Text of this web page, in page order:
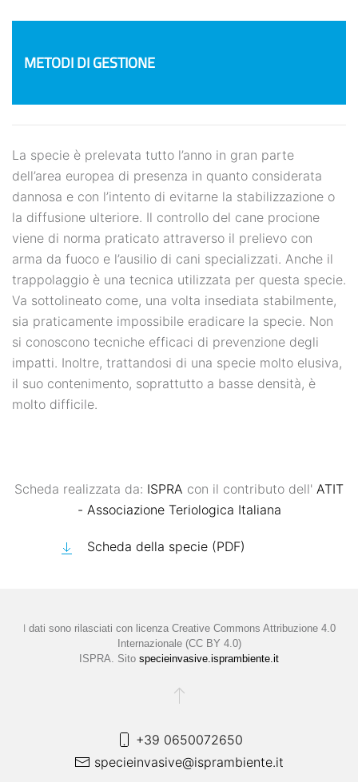
METODI DI GESTIONE
La specie è prelevata tutto l’anno in gran parte
dell’area europea di presenza in quanto considerata
dannosa e con l’intento di evitarne la stabilizzazione o
la diffusione ulteriore. Il controllo del cane procione
viene di norma praticato attraverso il prelievo con
arma da fuoco e l’ausilio di cani specializzati. Anche il
trappolaggio è una tecnica utilizzata per questa specie.
Va sottolineato come, una volta insediata stabilmente,
sia praticamente impossibile eradicare la specie. Non
si conoscono tecniche efficaci di prevenzione degli
impatti. Inoltre, trattandosi di una specie molto elusiva,
il suo contenimento, soprattutto a basse densità, è
molto difficile.
Scheda realizzata da: ISPRA con il contributo dell' ATIT
- Associazione Teriologica Italiana
Scheda della specie (PDF)
I dati sono rilasciati con licenza Creative Commons Attribuzione 4.0
Internazionale (CC BY 4.0)
ISPRA. Sito specieinvasive.isprambiente.it
+39 0650072650
specieinvasive@isprambiente.it